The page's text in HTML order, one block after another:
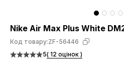
Nike Air Max Plus White
Код товару:ZF-56446
5( 12 оцінок )